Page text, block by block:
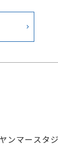
ンマースタ